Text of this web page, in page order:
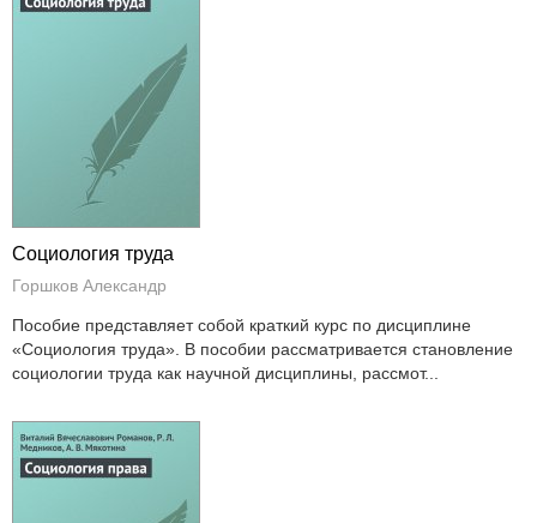
Социология труда
Горшков Александр
Пособие представляет собой краткий курс по дисциплине
«Социология труда». В пособии рассматривается становление
социологии труда как научной дисциплины, рассмот...